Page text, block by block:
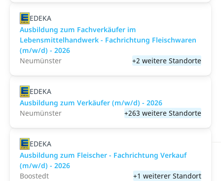
EDEKA
Ausbildung zum Fachverkäufer im
Lebensmittelhandwerk - Fachrichtung Fleischwaren
(m/w/d) - 2026
Neumünster
+2 weitere Standorte
EDEKA
Ausbildung zum Verkäufer (m/w/d) - 2026
Neumünster
+263 weitere Standorte
EDEKA
Ausbildung zum Fleischer - Fachrichtung Verkauf
(m/w/d) - 2026
Boostedt
+1 weiterer Standort